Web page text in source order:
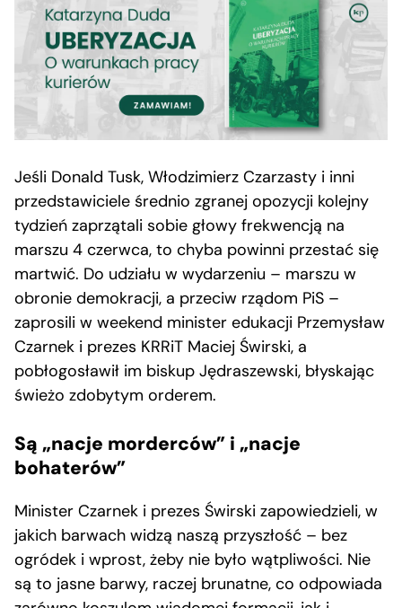
Jeśli Donald Tusk, Włodzimierz Czarzasty i inni
przedstawiciele średnio zgranej opozycji kolejny
tydzień zaprzątali sobie głowy frekwencją na
marszu 4 czerwca, to chyba powinni przestać się
martwić. Do udziału w wydarzeniu – marszu w
obronie demokracji, a przeciw rządom PiS –
zaprosili w weekend minister edukacji Przemysław
Czarnek i prezes KRRiT Maciej Świrski, a
pobłogosławił im biskup Jędraszewski, błyskając
świeżo zdobytym orderem.
Są „nacje morderców” i „nacje
bohaterów”
Minister Czarnek i prezes Świrski zapowiedzieli, w
jakich barwach widzą naszą przyszłość – bez
ogródek i wprost, żeby nie było wątpliwości. Nie
są to jasne barwy, raczej brunatne, co odpowiada